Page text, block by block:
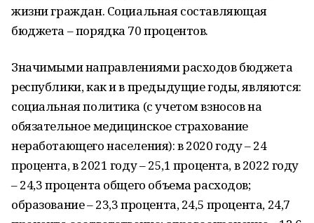
жизни граждан. Социальная составляющая
бюджета – порядка 70 процентов.
Значимыми направлениями расходов бюджета
республики, как и в предыдущие годы, являются:
социальная политика (с учетом взносов на
обязательное медицинское страхование
неработающего населения): в 2020 году – 24
процента, в 2021 году – 25,1 процента, в 2022 году
– 24,3 процента общего объема расходов;
образование – 23,3 процента, 24,5 процента, 24,7